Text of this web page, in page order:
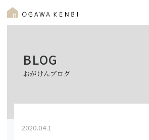
BLOG
おがけんブログ
2020.04.1